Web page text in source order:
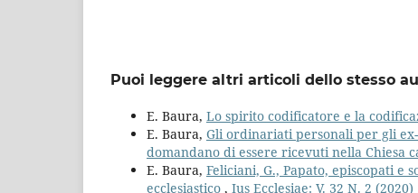
Puoi leggere altri articoli dello stesso
E. Baura, Lo spirito codificatore e la
E. Baura, Gli ordinariati personali per gli
domandano di essere ricevuti nella Chiesa
E. Baura, Feliciani, G., Papato, episcopati e
ecclesiastico , Ius Ecclesiae: V. 32 N. 2 (2020)